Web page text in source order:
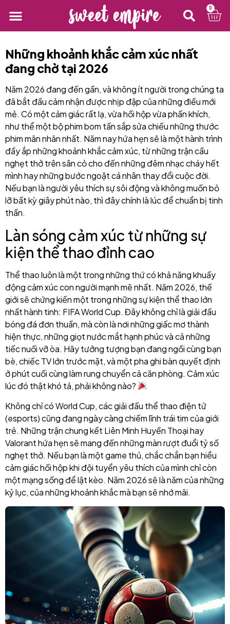
0
Những khoảnh khắc cảm xúc nhất
đang chờ tại 2026
Năm 2026 đang đến gần, và không ít người trong chúng ta
đã bắt đầu cảm nhận được nhịp đập của những điều mới
mẻ. Có một cảm giác rất lạ, vừa hồi hộp vừa phấn khích,
như thể một bộ phim bom tấn sắp sửa chiếu những thước
phim mãn nhãn nhất. Năm nay hứa hẹn sẽ là một hành trình
đầy ắp những khoảnh khắc cảm xúc, từ những trận cầu
nghẹt thở trên sân cỏ cho đến những đêm nhạc cháy hết
mình hay những bước ngoặt cá nhân thay đổi cuộc đời.
Nếu bạn là người yêu thích sự sôi động và không muốn bỏ
lỡ bất kỳ giây phút nào, thì đây chính là lúc để chuẩn bị tinh
thần.
Làn sóng cảm xúc từ những sự
kiện thể thao đỉnh cao
Thể thao luôn là một trong những thứ có khả năng khuấy
động cảm xúc con người mạnh mẽ nhất. Năm 2026, thế
giới sẽ chứng kiến một trong những sự kiện thể thao lớn
nhất hành tinh: FIFA World Cup. Đây không chỉ là giải đấu
bóng đá đơn thuần, mà còn là nơi những giấc mơ thành
hiện thực, những giọt nước mắt hạnh phúc và cả những
tiếc nuối vỡ òa. Hãy tưởng tượng bạn đang ngồi cùng bạn
bè, chiếc TV lớn trước mặt, và một pha ghi bàn quyết định
ở phút cuối cùng làm rung chuyển cả căn phòng. Cảm xúc
lúc đó thật khó tả, phải không nào?
Không chỉ có World Cup, các giải đấu thể thao điện tử
(esports) cũng đang ngày càng chiếm lĩnh trái tim của giới
trẻ. Những trận chung kết Liên Minh Huyền Thoại hay
Valorant hứa hẹn sẽ mang đến những màn rượt đuổi tỷ số
nghẹt thở. Nếu bạn là một game thủ, chắc chắn bạn hiểu
cảm giác hồi hộp khi đội tuyển yêu thích của mình chỉ còn
một mạng sống để lật kèo. Năm 2026 sẽ là năm của những
kỷ lục, của những khoảnh khắc mà bạn sẽ nhớ mãi.